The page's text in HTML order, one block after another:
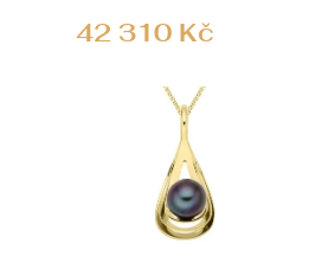
42 310 Kč